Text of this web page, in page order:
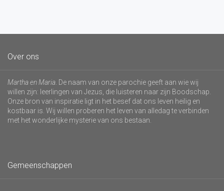
Over ons
Martha en Maria . De naam van onze parochie geeft aan wie wij
willen zijn: leerlingen van Jezus, die luisteren naar zijn Boodschap.
Onze bron van inspiratie ligt in het besef dat ons leven heilig en
kostbaar is. Wij willen proberen het leven van alledag te verbinden
met het wonderlijke mysterie van ons bestaan.
Gemeenschappen